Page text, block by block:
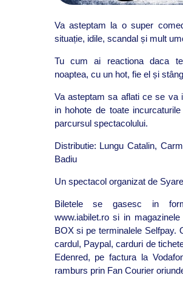
Va asteptam la o super
situație, idile, scandal și mult
Tu cum ai reactiona daca
noaptea, cu un hot, fie el și
Va asteptam sa aflati ce se va
in hohote de toate
parcursul spectacolului.
Distributie: Lungu Catalin,
Badiu
Un spectacol organizat de
Biletele se gasesc in
www.iabilet.ro si in
BOX si pe terminalele Selfpay.
cardul, Paypal, carduri de
Edenred, pe factura la
ramburs prin Fan Courier